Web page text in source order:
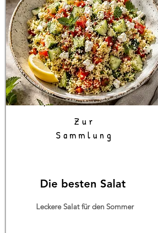
Zur
Sammlung
Die besten Salat
Leckere Salat für den Sommer